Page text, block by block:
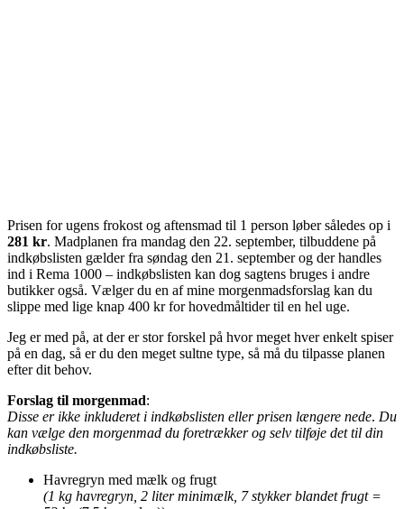
Prisen for ugens frokost og aftensmad til 1 person løber således op i
281 kr. Madplanen fra mandag den 22. september, tilbuddene på
indkøbslisten gælder fra søndag den 21. september og der handles
ind i Rema 1000 – indkøbslisten kan dog sagtens bruges i andre
butikker også. Vælger du en af mine morgenmadsforslag kan du
slippe med lige knap 400 kr for hovedmåltider til en hel uge.
Jeg er med på, at der er stor forskel på hvor meget hver enkelt spiser
på en dag, så er du den meget sultne type, så må du tilpasse planen
efter dit behov.
Forslag til morgenmad:
Disse er ikke inkluderet i indkøbslisten eller prisen længere nede. Du
kan vælge den morgenmad du foretrækker og selv tilføje det til din
indkøbsliste.
Havregryn med mælk og frugt
(1 kg havregryn, 2 liter minimælk, 7 stykker blandet frugt =